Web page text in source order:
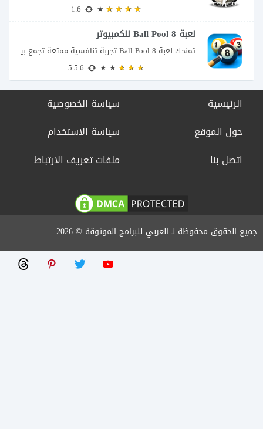
لعبة 8 Ball Pool للكمبيوتر
تمنحك لعبة 8 Ball Pool تجربة تنافسية ممتعة تجمع بين دقة التصويب والتخطيط والتحكم...
الرئيسية
حول الموقع
اتصل بنا
سياسة الخصوصية
سياسة الاستخدام
ملفات تعريف الارتباط
جميع الحقوق محفوظة لـ العربي للبرامج الموثوقة © 2026